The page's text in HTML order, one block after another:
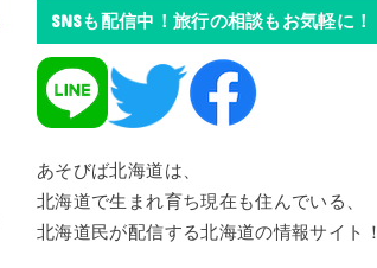
SNSも配信中！旅行の相談もお気軽に！
あそびば北海道は、
北海道で生まれ育ち現在も住んでいる、
北海道民が配信する北海道の情報サイト！